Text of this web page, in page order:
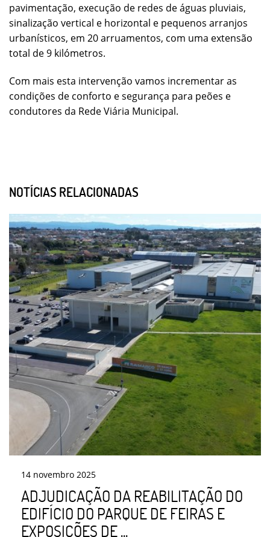
pavimentação, execução de redes de águas pluviais,
sinalização vertical e horizontal e pequenos arranjos
urbanísticos, em 20 arruamentos, com uma extensão
total de 9 kilómetros.
Com mais esta intervenção vamos incrementar as
condições de conforto e segurança para peões e
condutores da Rede Viária Municipal.
NOTÍCIAS RELACIONADAS
14 novembro 2025
ADJUDICAÇÃO DA REABILITAÇÃO DO
EDIFÍCIO DO PARQUE DE FEIRAS E
EXPOSIÇÕES DE ...